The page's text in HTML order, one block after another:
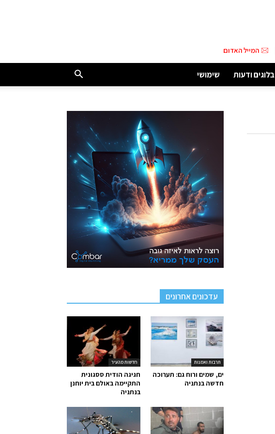
המייל האדום
בלוגים ודעות שימושי
עדכונים אחרונים
חדשות מהעיר
חגיגה הודית ססגונית
התקיימה באולם בית יוחנן
בנתניה
תרבות ואמנות
ים, שמים ורוח גם: תערוכה
חדשה בנתניה